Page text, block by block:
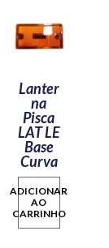
Lanter
na
Pisca
LAT LE
Base
Curva
ADICIONAR
AO
CARRINHO